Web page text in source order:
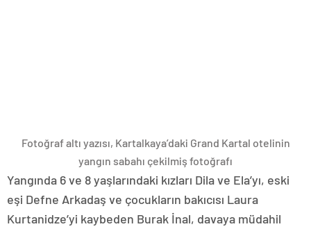
Fotoğraf altı yazısı, Kartalkaya’daki Grand Kartal otelinin
yangın sabahı çekilmiş fotoğrafı
Yangında 6 ve 8 yaşlarındaki kızları Dila ve Ela’yı, eski
eşi Defne Arkadaş ve çocukların bakıcısı Laura
Kurtanidze’yi kaybeden Burak İnal, davaya müdahil